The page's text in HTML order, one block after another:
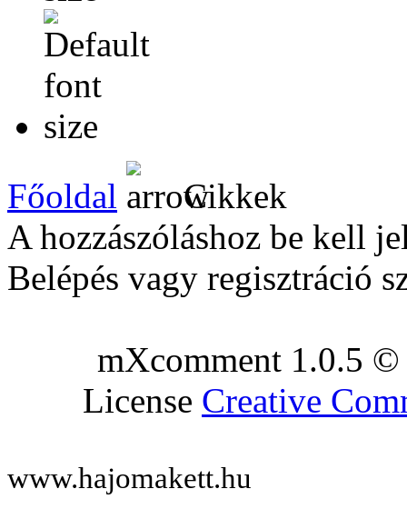
Főoldal
Cikkek
A hozzászóláshoz be kell
Belépés vagy regisztráció
mXcomment 1.0.5
License Creative
www.hajomakett.hu